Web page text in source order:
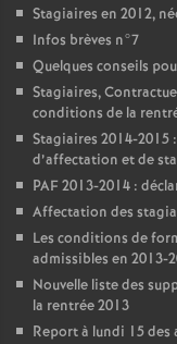
Stagiaires en 2012,
Infos brèves n°7
Quelques conseils
Stagiaires,
conditions de la
Stagiaires 2014-
d’affectation et de
PAF2013-2014 :
Affectation des
Les conditions de
admissibles en 2013-
Nouvelle liste des
la rentrée 2013
Report à lundi 15 des